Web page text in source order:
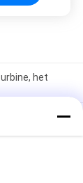
het
van de